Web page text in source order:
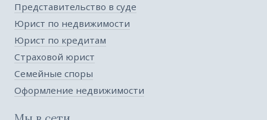
Представительство в суде
Юрист по недвижимости
Юрист по кредитам
Страховой юрист
Семейные споры
Оформление недвижимости